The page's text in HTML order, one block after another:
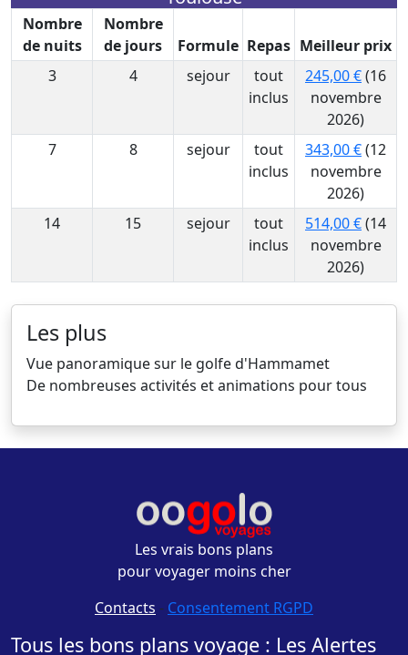
Nombre
de nuits
Nombre
de jours
Formule Repas Meilleur prix
3
4 sejour
tout
inclus
245,00 €(16
novembre
2026)
7
8 sejour
tout
inclus
343,00 €(12
novembre
2026)
14
15 sejour
tout
inclus
514,00 €(14
novembre
2026)
Les plus
Vue panoramique sur le golfe d'Hammamet
De nombreuses activités et animations pour tous
Les vrais bons plans
pour voyager moins cher
Contacts - Consentement RGPD
Tous les bons plans voyage : Les Alertes